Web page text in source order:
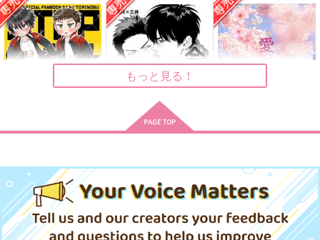
今日は先輩の誕生日
う
440円（税込）
流川楓×三井寿
先輩が女と◯◯した数
なんて俺は3日で抜い
てる
俺のソナタ
499円 （税込）
流川楓×三井寿
作品詳細
ねこ流三 ぷにぷにマ
カロンふせん
イカンベリー
787円 （税込）
とりのす
専売 638 （税込）
スラムダンク
流川楓×三井寿
う
専売 440円（税込）
流川楓×三井寿
はぴえん
専売 629円（税込）
スラムダンク
流川楓×三井寿
もっと見る！